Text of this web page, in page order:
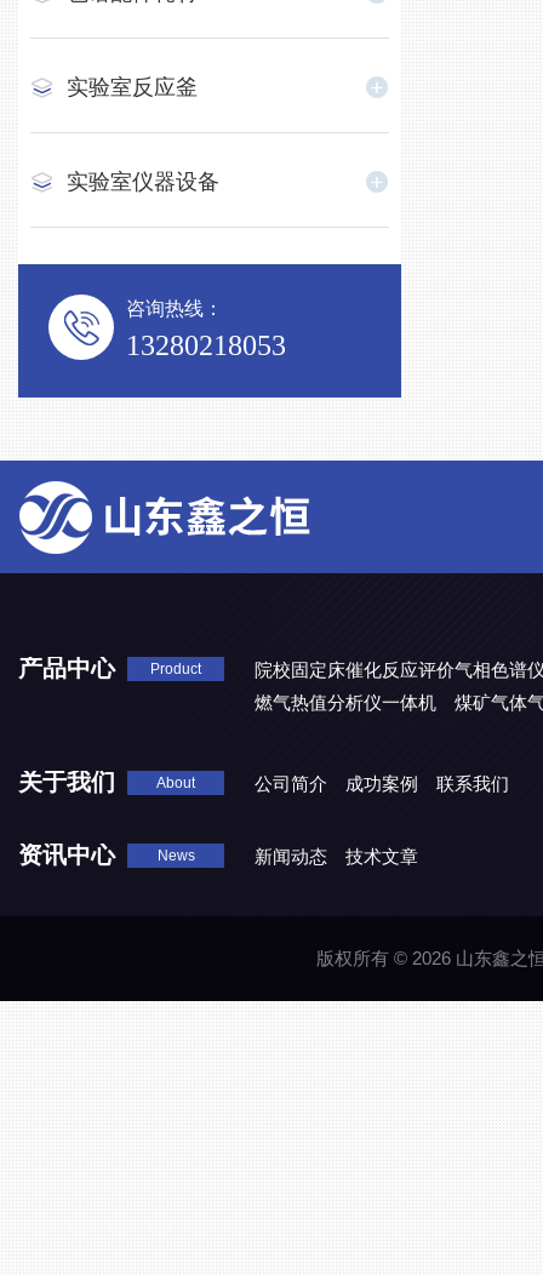
实验室反应釜
实验室仪器设备
咨询热线：
13280218053
产品中心 Product
院校固定床催化反应评价气相色谱
燃气热值分析仪一体机
煤矿气体
关于我们 About 公司简介 成功案例 联系我们
资讯中心 News 新闻动态 技术文章
版权所有 © 2026 山东鑫之